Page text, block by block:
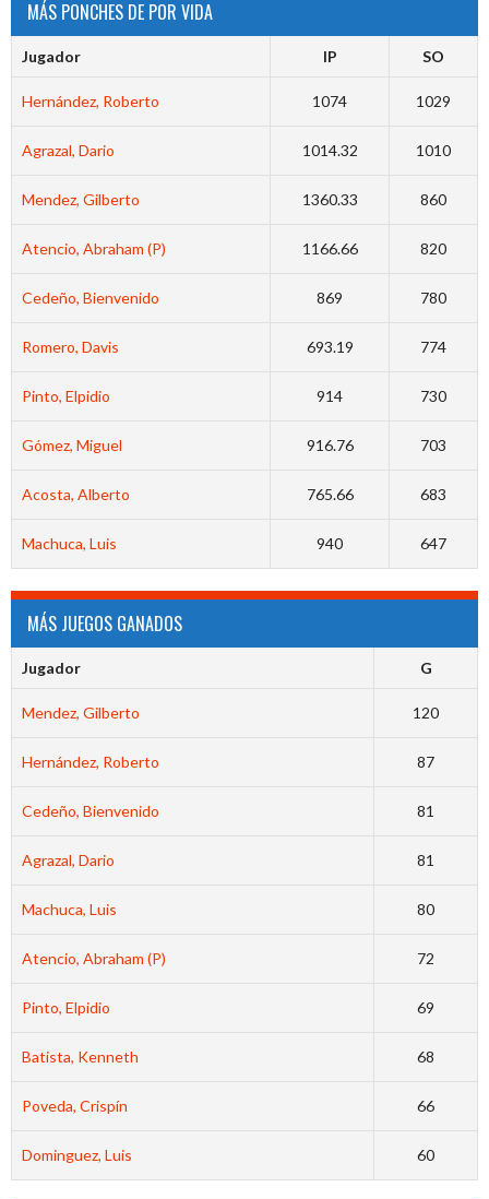
MÁS PONCHES DE POR VIDA
Jugador IP SO
Hernández, Roberto 1074 1029
Agrazal, Dario 1014.32 1010
Mendez, Gilberto 1360.33 860
Atencio, Abraham (P) 1166.66 820
Cedeño, Bienvenido 869 780
Romero, Davis 693.19 774
Pinto, Elpidio 914 730
Gómez, Miguel 916.76 703
Acosta, Alberto 765.66 683
Machuca, Luis 940 647
MÁS JUEGOS GANADOS
Jugador G
Mendez, Gilberto 120
Hernández, Roberto 87
Cedeño, Bienvenido 81
Agrazal, Dario 81
Machuca, Luis 80
Atencio, Abraham (P) 72
Pinto, Elpidio 69
Batista, Kenneth 68
Poveda, Crispín 66
Dominguez, Luis 60